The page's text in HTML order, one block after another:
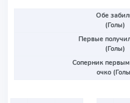
Обе
(Голы)
Первые
(Голы)
Соперник
очко